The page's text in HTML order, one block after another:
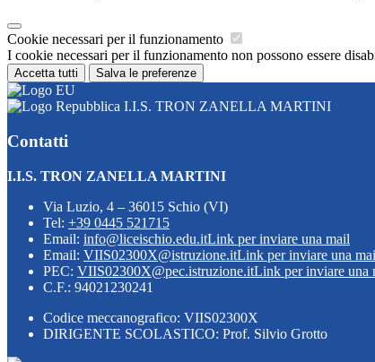
Cookie necessari per il funzionamento
I cookie necessari per il funzionamento non possono essere
Accetta tutti Salva le preferenze
I.I.S. TRON ZANELLA MARTINI
Contatti
I.I.S. TRON ZANELLA MARTINI
Via Luzio, 4 – 36015 Schio (VI)
Tel: +39 0445 521715
Email: info@liceischio.edu.itLink per inviare una mail
Email: VIIS02300X@istruzione.itLink per inviare una
PEC: VIIS02300X@pec.istruzione.itLink per inviare una
C.F.: 94021230241
Codice meccanografico: VIIS02300X
DIRIGENTE SCOLASTICO: Prof. Silvio Grotto